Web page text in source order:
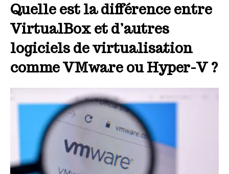
Quelle est la différence entre
VirtualBox et d’autres
logiciels de virtualisation
comme VMware ou Hyper-V ?